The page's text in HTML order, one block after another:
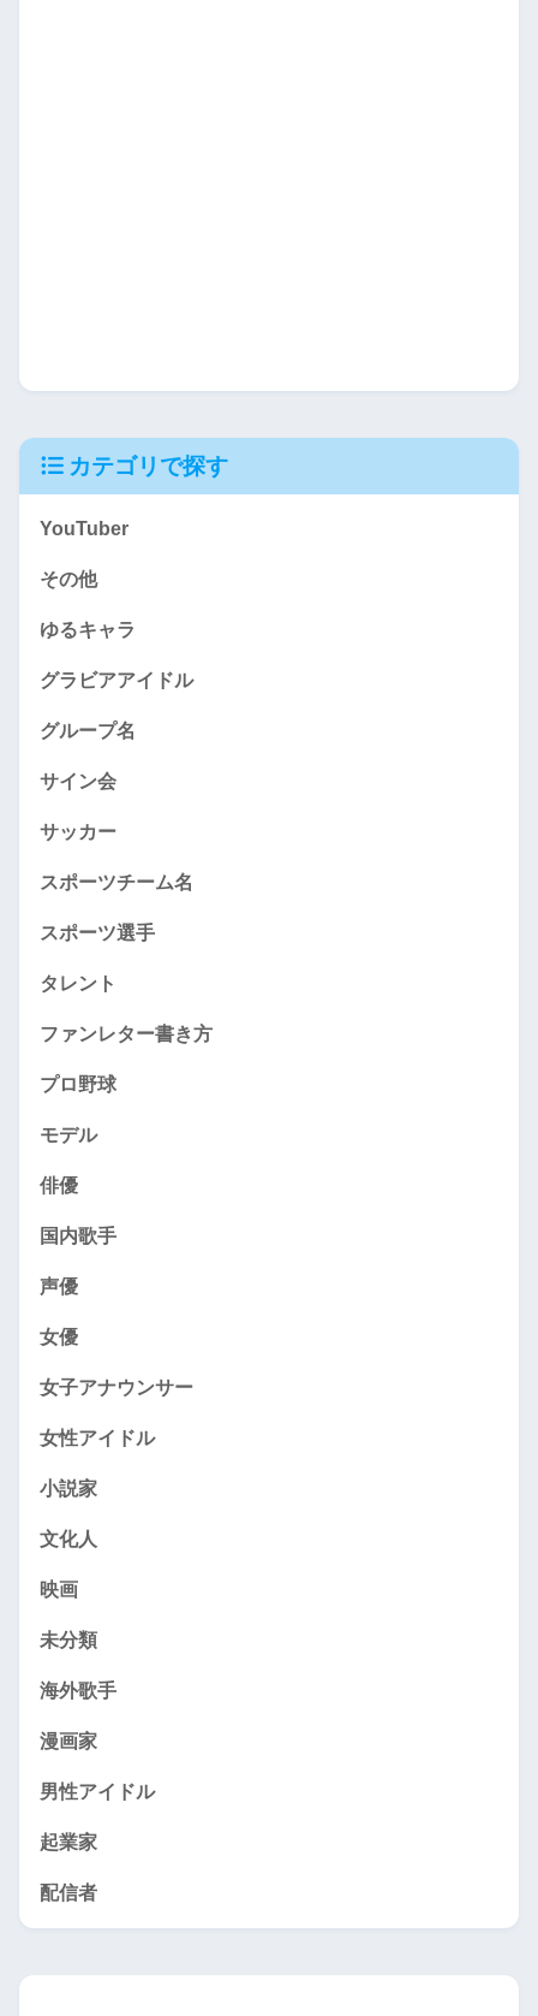
カテゴリで探す
YouTuber
その他
ゆるキャラ
グラビアアイドル
グループ名
サイン会
サッカー
スポーツチーム名
スポーツ選手
タレント
ファンレター書き方
プロ野球
モデル
俳優
国内歌手
声優
女優
女子アナウンサー
女性アイドル
小説家
文化人
映画
未分類
海外歌手
漫画家
男性アイドル
起業家
配信者